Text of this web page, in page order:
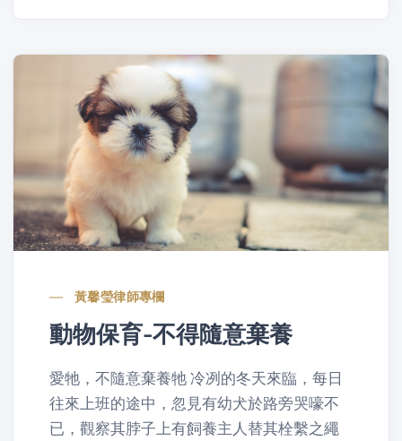
黃馨瑩律師專欄
動物保育-不得隨意棄養
愛牠，不隨意棄養牠 冷冽的冬天來臨，每日
往來上班的途中，忽見有幼犬於路旁哭嚎不
已，觀察其脖子上有飼養主人替其栓繫之繩